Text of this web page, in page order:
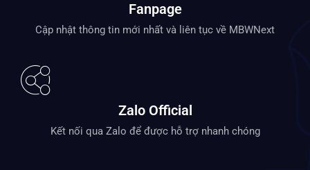
Fanpage
Cập nhật thông tin mới nhất và liên tục về MBWNext
Zalo Official
Kết nối qua Zalo để được hỗ trợ nhanh chóng